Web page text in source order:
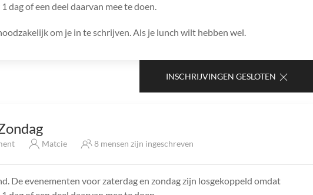
dag of een deel daarvan mee te doen.
om je in te schrijven. Als je lunch wilt hebben wel.
INSCHRIJVINGEN GESLOTEN
Matcie 8 mensen zijn ingeschreven
De evenementen voor zaterdag en zondag zijn losgekoppeld omdat